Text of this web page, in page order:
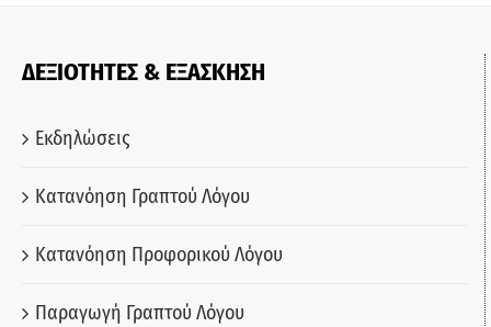
ΔΕΞΙΟΤΗΤΕΣ & ΕΞΑΣΚΗΣΗ
Εκδηλώσεις
Κατανόηση Γραπτού Λόγου
Κατανόηση Προφορικού Λόγου
Παραγωγή Γραπτού Λόγου